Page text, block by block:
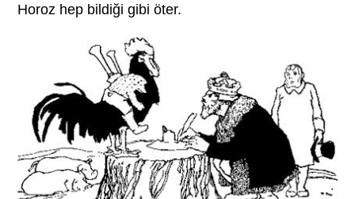
Horoz hep bildiği gibi öter.